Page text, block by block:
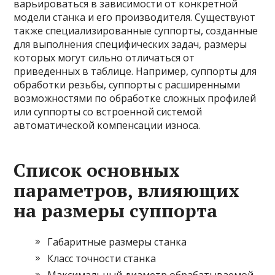
варьироваться в зависимости от конкретной
модели станка и его производителя. Существуют
также специализированные суппорты, созданные
для выполнения специфических задач, размеры
которых могут сильно отличаться от
приведенных в таблице. Например, суппорты для
обработки резьбы, суппорты с расширенными
возможностями по обработке сложных профилей
или суппорты со встроенной системой
автоматической компенсации износа.
Список основных
параметров, влияющих
на размеры суппорта
Габаритные размеры станка
Класс точности станка